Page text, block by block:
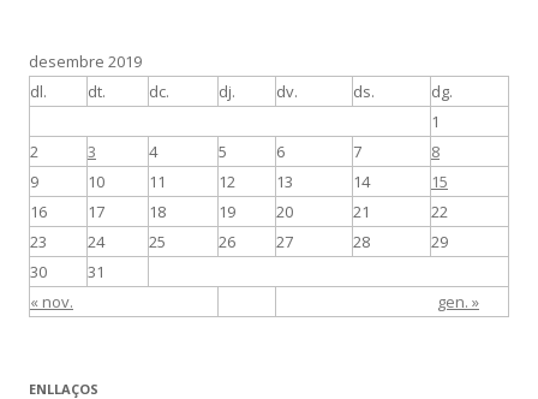
desembre 2019
dl.
dt. dc. dj. dv. ds. dg.
« nov. gen. »
1
2
3 4 5 6 7
8
9
10 11 12 13 14
15
16
17 18 19 20 21
22
23
24 25 26 27 28
29
30
31
ENLLAÇOS